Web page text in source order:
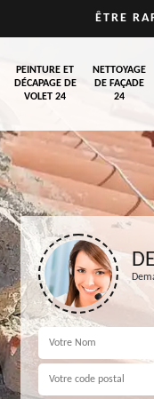
ÊTRE
PEINTURE ET
DÉCAPAGE DE
VOLET 24
NETTOYAGE
DE FAÇADE
24